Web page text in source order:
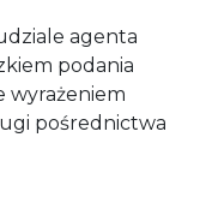
agenta
podania
wyrażeniem
pośrednictwa